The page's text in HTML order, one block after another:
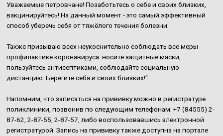
Уважаемые петровчане! Позаботьтесь о себе и своих близких,
вакцинируйтесь! На данный момент - это самый эффективный
способ уберечь себя от тяжёлого течения болезни.
Также призываю всех неукоснительно соблюдать все меры
профилактике коронавируса: носите защитные маски,
пользуйтесь антисептиками, соблюдайте социальную
дистанцию. Берегите себя и своих близких!".
Напомним, что записаться на прививку можно в регистратуре
поликлиники, позвонив по следующим телефонам: +7 (84555) 2-
87-62, 2-87-55, 2-87-57, либо воспользовавшись электронной
регистратурой. Запись на прививку также доступна на портале